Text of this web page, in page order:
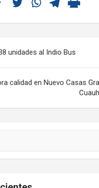
unidades al Indio Bus
calidad en Nuevo Casas